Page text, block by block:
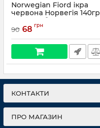
Norwegian Fiord ікра
червона Норвегія 140гр
(ікра горбуші імітована)
90 68 грн
КОНТАКТИ
ПРО МАГАЗИН